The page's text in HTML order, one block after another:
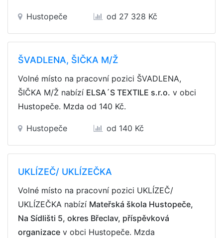
Hustopeče od 27 328 Kč
ŠVADLENA, ŠIČKA M/Ž
Volné místo na pracovní pozici ŠVADLENA,
ŠIČKA M/Ž nabízí ELSA´S TEXTILE s.r.o. v obci
Hustopeče. Mzda od 140 Kč.
Hustopeče od 140 Kč
UKLÍZEČ/ UKLÍZEČKA
Volné místo na pracovní pozici UKLÍZEČ/
UKLÍZEČKA nabízí Mateřská škola Hustopeče,
Na Sídlišti 5, okres Břeclav, příspěvková
organizace v obci Hustopeče. Mzda